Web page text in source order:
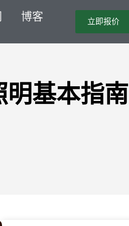
博客 立即报价
基本指南